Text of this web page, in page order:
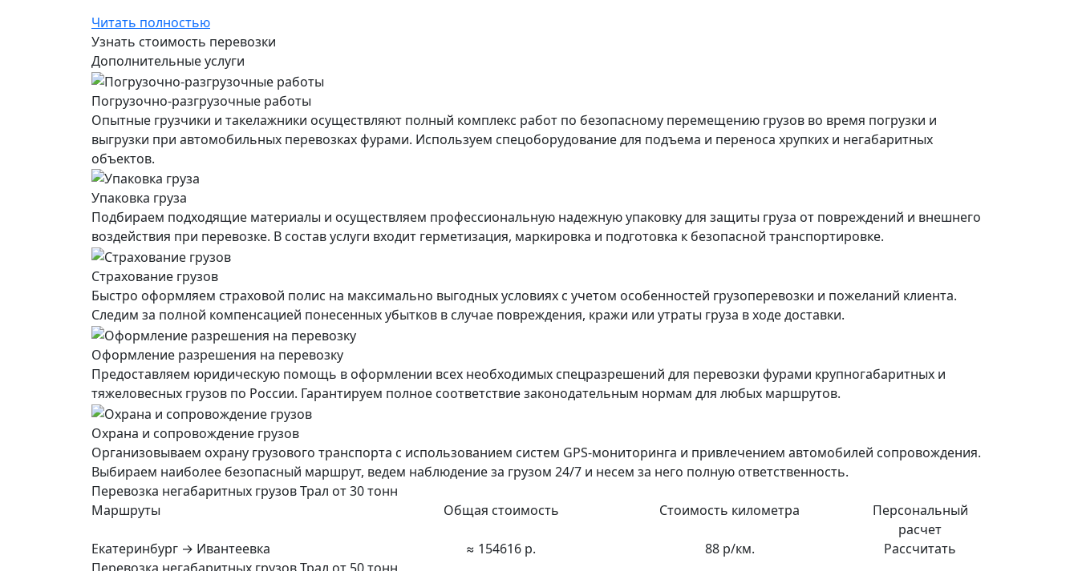
Читать полностью
Узнать стоимость перевозки
Дополнительные услуги
Погрузочно-разгрузочные работы
Опытные грузчики и такелажники осуществляют полный комплекс работ по безопасному перемещению грузов во время погрузки и
выгрузки при автомобильных перевозках фурами. Используем спецоборудование для подъема и переноса хрупких и негабаритных
объектов.
Упаковка груза
Подбираем подходящие материалы и осуществляем профессиональную надежную упаковку для защиты груза от повреждений и внешнего
воздействия при перевозке. В состав услуги входит герметизация, маркировка и подготовка к безопасной транспортировке.
Страхование грузов
Быстро оформляем страховой полис на максимально выгодных условиях с учетом особенностей грузоперевозки и пожеланий клиента.
Следим за полной компенсацией понесенных убытков в случае повреждения, кражи или утраты груза в ходе доставки.
Оформление разрешения на перевозку
Предоставляем юридическую помощь в оформлении всех необходимых спецразрешений для перевозки фурами крупногабаритных и
тяжеловесных грузов по России. Гарантируем полное соответствие законодательным нормам для любых маршрутов.
Охрана и сопровождение грузов
Организовываем охрану грузового транспорта с использованием систем GPS-мониторинга и привлечением автомобилей сопровождения.
Выбираем наиболее безопасный маршрут, ведем наблюдение за грузом 24/7 и несем за него полную ответственность.
Перевозка негабаритных грузов Трал от 30 тонн
Маршруты
Общая стоимость Стоимость километра
Персональный
расчет
Екатеринбург → Ивантеевка
≈ 154616 р. 88 р/км.
Рассчитать
Перевозка негабаритных грузов Трал от 50 тонн